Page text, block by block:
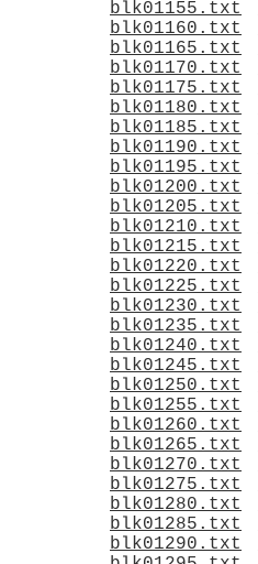
blk01155.txt
blk01160.txt
blk01165.txt
blk01170.txt
blk01175.txt
blk01180.txt
blk01185.txt
blk01190.txt
blk01195.txt
blk01200.txt
blk01205.txt
blk01210.txt
blk01215.txt
blk01220.txt
blk01225.txt
blk01230.txt
blk01235.txt
blk01240.txt
blk01245.txt
blk01250.txt
blk01255.txt
blk01260.txt
blk01265.txt
blk01270.txt
blk01275.txt
blk01280.txt
blk01285.txt
blk01290.txt